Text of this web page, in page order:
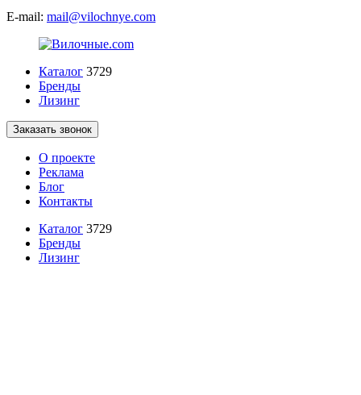
E-mail: mail@vilochnye.com
Каталог 3729
Бренды
Лизинг
Заказать звонок
О проекте
Реклама
Блог
Контакты
Каталог 3729
Бренды
Лизинг